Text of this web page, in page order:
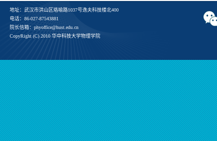
地址：武汉市洪山区珞喻路1037号逸夫科技楼北400
电话：86-027-87543881
院长信箱：phyoffice@hust.edu.cn
CopyRight (C) 2010 华中科技大学物理学院